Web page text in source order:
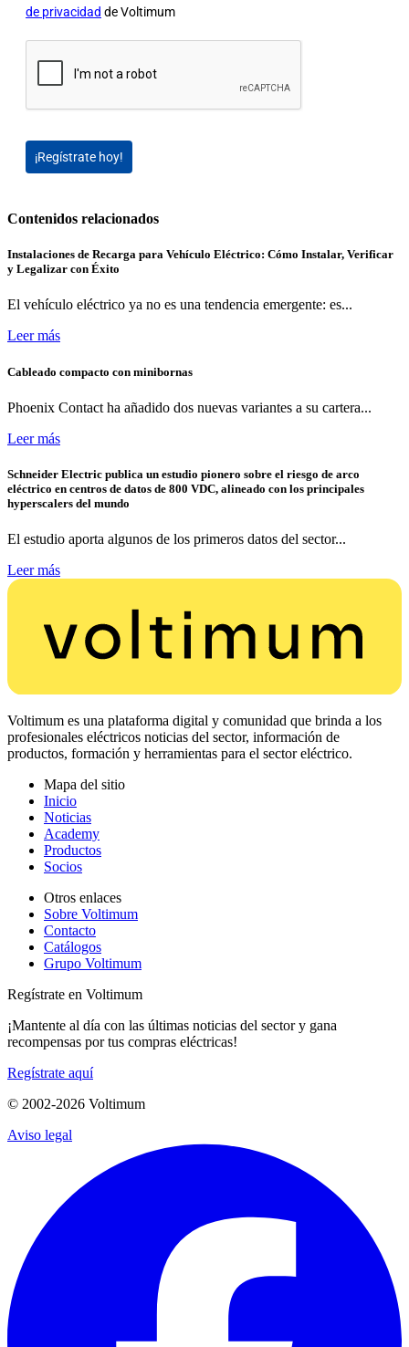
de privacidad de Voltimum
¡Regístrate hoy!
Contenidos relacionados
Instalaciones de Recarga para Vehículo Eléctrico: Cómo Instalar, Verificar
y Legalizar con Éxito
El vehículo eléctrico ya no es una tendencia emergente: es...
Leer más
Cableado compacto con minibornas
Phoenix Contact ha añadido dos nuevas variantes a su cartera...
Leer más
Schneider Electric publica un estudio pionero sobre el riesgo de arco
eléctrico en centros de datos de 800 VDC, alineado con los principales
hyperscalers del mundo
El estudio aporta algunos de los primeros datos del sector...
Leer más
Voltimum es una plataforma digital y comunidad que brinda a los
profesionales eléctricos noticias del sector, información de
productos, formación y herramientas para el sector eléctrico.
Mapa del sitio
Inicio
Noticias
Academy
Productos
Socios
Otros enlaces
Sobre Voltimum
Contacto
Catálogos
Grupo Voltimum
Regístrate en Voltimum
¡Mantente al día con las últimas noticias del sector y gana
recompensas por tus compras eléctricas!
Regístrate aquí
© 2002-2026 Voltimum
Aviso legal